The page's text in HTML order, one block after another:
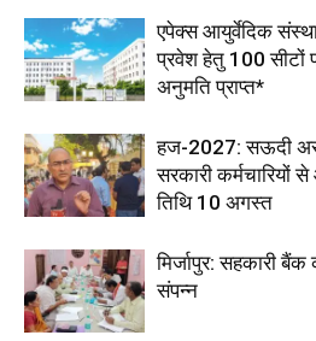
एपेक्स आयुर्वेदिक
प्रवेश हेतु 100 सीटों
अनुमति प्राप्त*
हज-2027: सऊदी
सरकारी
तिथि 10 अगस्त
मिर्जापुर: सहकारी
संपन्न